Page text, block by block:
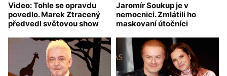
Video: Tohle se opravdu
povedlo. Marek Ztracený
předvedl světovou show
Jaromír Soukup je v
nemocnici. Zmlátili ho
maskovaní útočníci